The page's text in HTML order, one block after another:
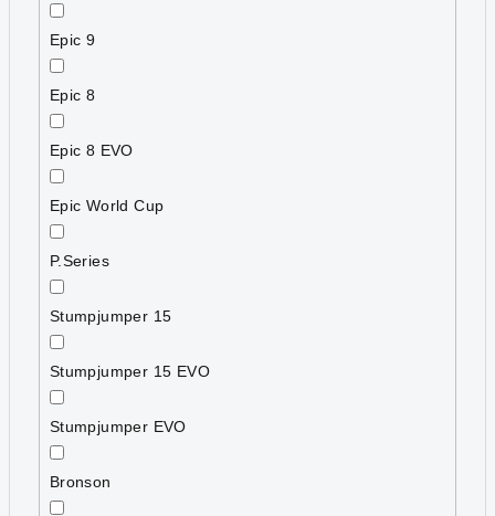
Epic 9
Epic 8
Epic 8 EVO
Epic World Cup
P.Series
Stumpjumper 15
Stumpjumper 15 EVO
Stumpjumper EVO
Bronson